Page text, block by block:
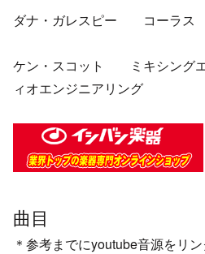
ダナ・ガレスピー コーラス
ケン・スコット ミキシングエ
ィオエンジニアリング
曲目
＊参考までにyoutube音源をリ